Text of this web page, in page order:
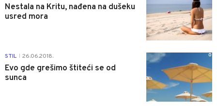
Nestala na Kritu, nađena na dušeku
usred mora
STIL 26.06.2018.
Evo gde grešimo štiteći se od
sunca
0